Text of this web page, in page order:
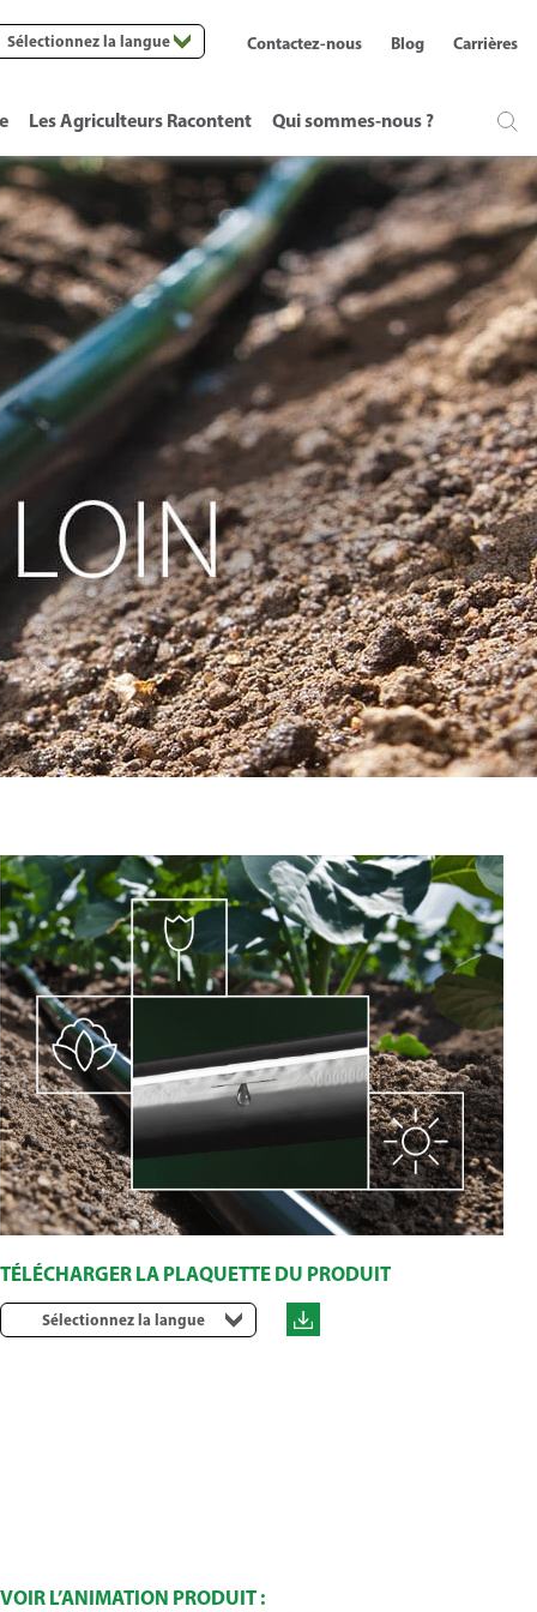
Les Agriculteurs Racontent Qui sommes-nous ?
Contactez-nous Blog Carrières
Sélectionnez la langue
TÉLÉCHARGER LA PLAQUETTE DU PRODUIT
Sélectionnez la langue
VOIR L’ANIMATION PRODUIT :